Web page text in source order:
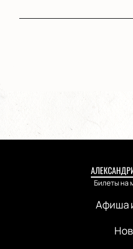
Билеты на
Афиша